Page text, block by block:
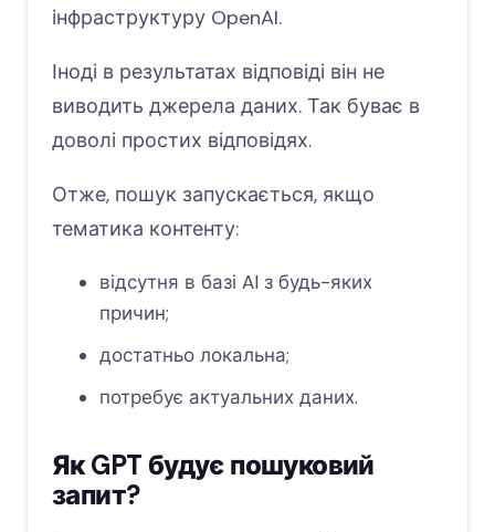
інфраструктуру OpenAI.
Іноді в результатах відповіді він не
виводить джерела даних. Так буває в
доволі простих відповідях.
Отже, пошук запускається, якщо
тематика контенту:
відсутня в базі AI з будь-яких
причин;
достатньо локальна;
потребує актуальних даних.
Як GPT будує пошуковий
запит?